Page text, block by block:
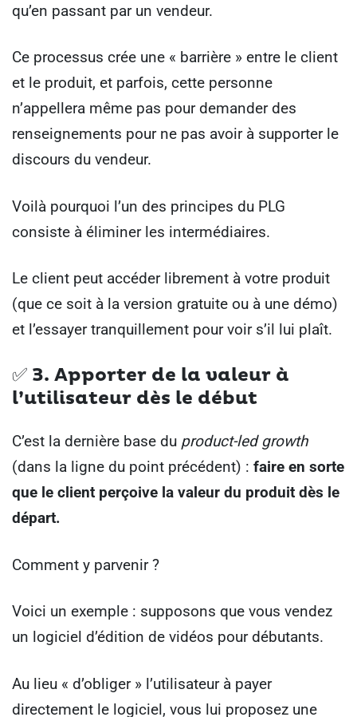
qu’en passant par un vendeur.
Ce processus crée une « barrière » entre le client
et le produit, et parfois, cette personne
n’appellera même pas pour demander des
renseignements pour ne pas avoir à supporter le
discours du vendeur.
Voilà pourquoi l’un des principes du PLG
consiste à éliminer les intermédiaires.
Le client peut accéder librement à votre produit
(que ce soit à la version gratuite ou à une démo)
et l’essayer tranquillement pour voir s’il lui plaît.
✅ 3. Apporter de la valeur à
l’utilisateur dès le début
C’est la dernière base du product-led growth
(dans la ligne du point précédent) : faire en sorte
que le client perçoive la valeur du produit dès le
départ.
Comment y parvenir ?
Voici un exemple : supposons que vous vendez
un logiciel d’édition de vidéos pour débutants.
Au lieu « d’obliger » l’utilisateur à payer
directement le logiciel, vous lui proposez une